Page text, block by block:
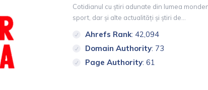
Cotidianul cu știri adunate din lumea
sport, dar și alte actualități și știri de...
Ahrefs Rank: 42,094
Domain Authority: 73
Page Authority: 61